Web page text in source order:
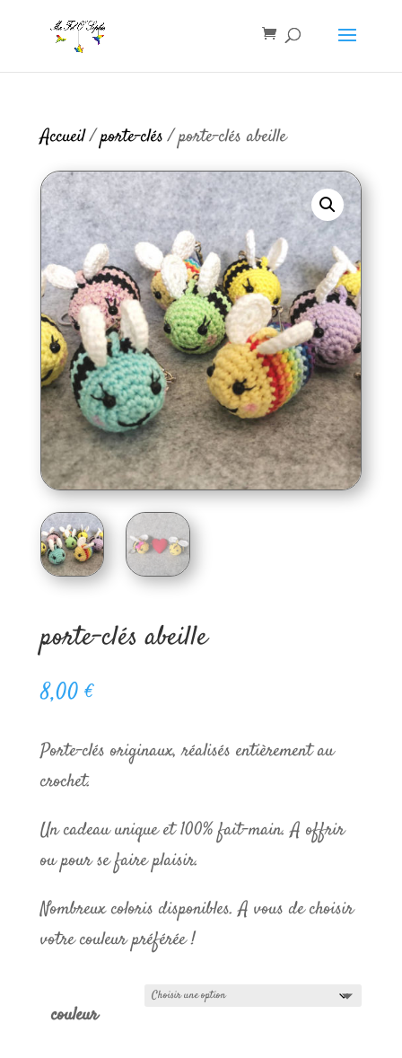
Accueil/porte-clés/ porte-clés abeille
porte-clés abeille
8,00€
Porte-clés originaux, réalisés entièrement au
crochet.
Un cadeau unique et 100% fait-main. A offrir
ou pour se faire plaisir.
Nombreux coloris disponibles. A vous de choisir
votre couleur préférée !
couleur